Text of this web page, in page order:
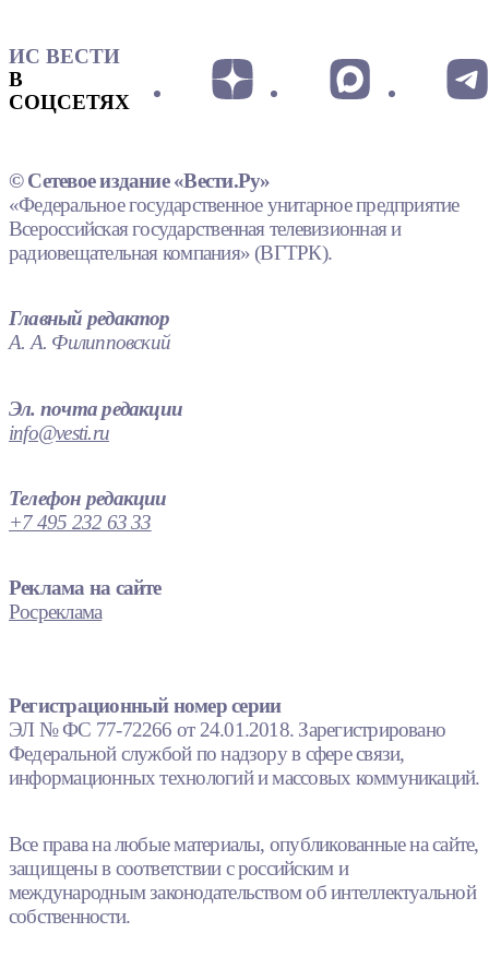
ИС ВЕСТИ
В
СОЦСЕТЯХ
© Сетевое издание «Вести.Ру»
«Федеральное государственное унитарное предприятие
Всероссийская государственная телевизионная и
радиовещательная компания» (ВГТРК).
Главный редактор
А. А. Филипповский
Эл. почта редакции
info@vesti.ru
Телефон редакции
+7 495 232 63 33
Реклама на сайте
Росреклама
Регистрационный номер серии
ЭЛ № ФС 77-72266 от 24.01.2018. Зарегистрировано
Федеральной службой по надзору в сфере связи,
информационных технологий и массовых коммуникаций.
Все права на любые материалы, опубликованные на сайте,
защищены в соответствии с российским и
международным законодательством об интеллектуальной
собственности.